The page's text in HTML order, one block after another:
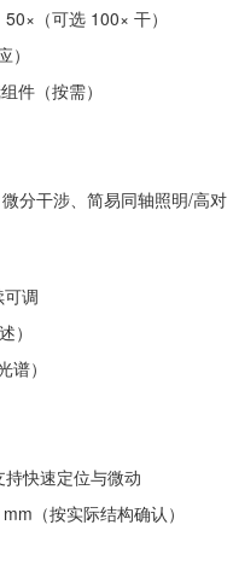
（可选 100× 干）
件（按需）
分干涉、简易同轴照明/高对
调
）
）
快速定位与微动
（按实际结构确认）